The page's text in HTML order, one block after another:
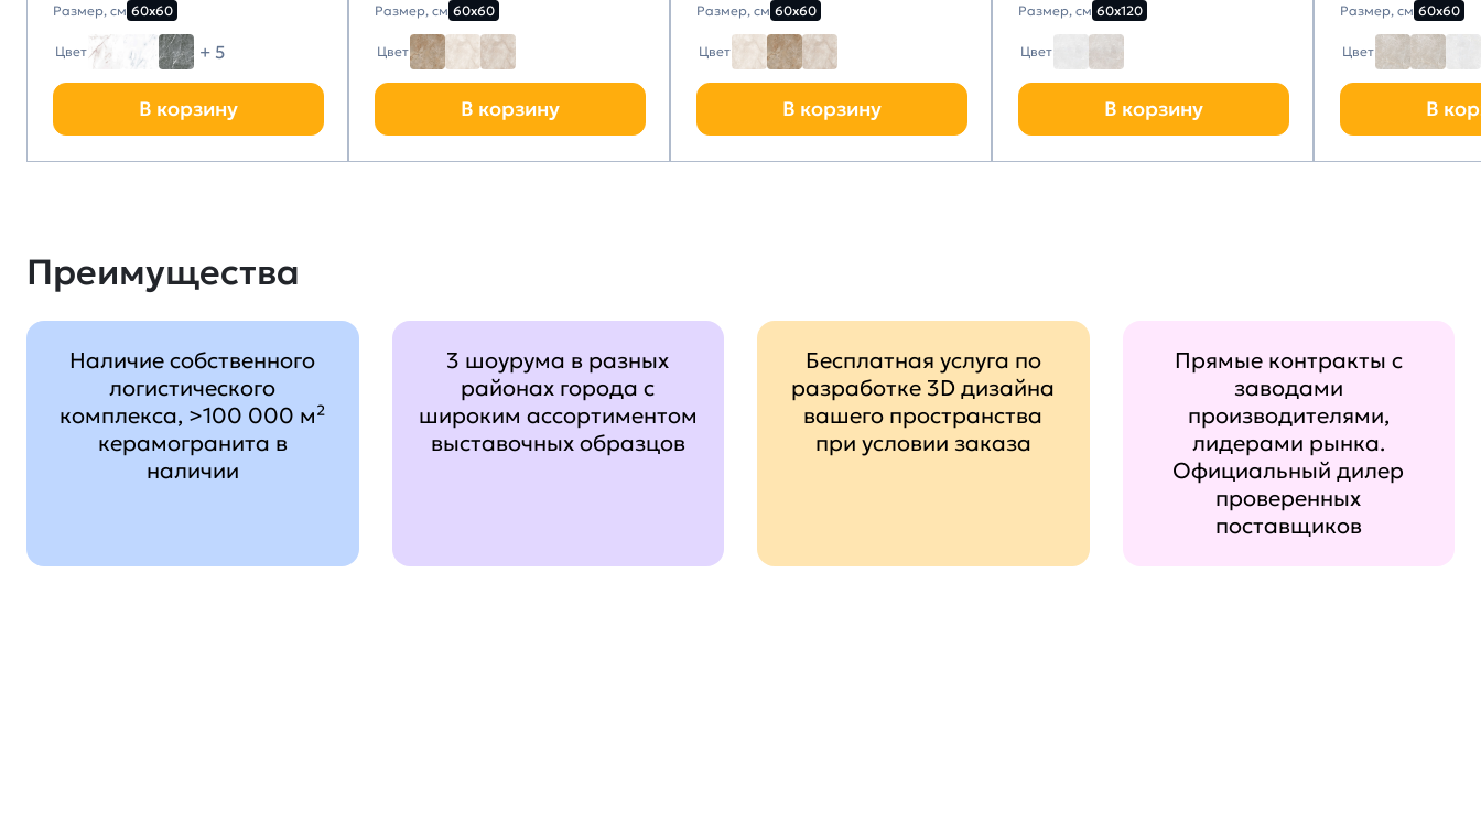
Размер, см 60х60
Цвет + 5
В корзину
Размер, см 60х60
Цвет
В корзину
Размер, см 60х60
Цвет
В корзину
Размер, см 60х120
Цвет
В корзину
Размер, см 60х60
Цвет
В
Преимущества
Наличие собственного
логистического
комплекса, >100 000 м²
керамогранита в
наличии
3 шоурума в разных
районах города с
широким ассортиментом
выставочных образцов
Бесплатная услуга по
разработке 3D дизайна
вашего пространства
при условии заказа
Прямые контракты с
заводами
производителями,
лидерами рынка.
Официальный дилер
проверенных
поставщиков